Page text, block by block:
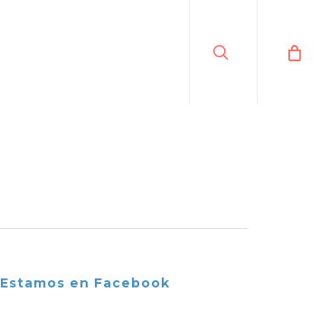
Estamos en Facebook